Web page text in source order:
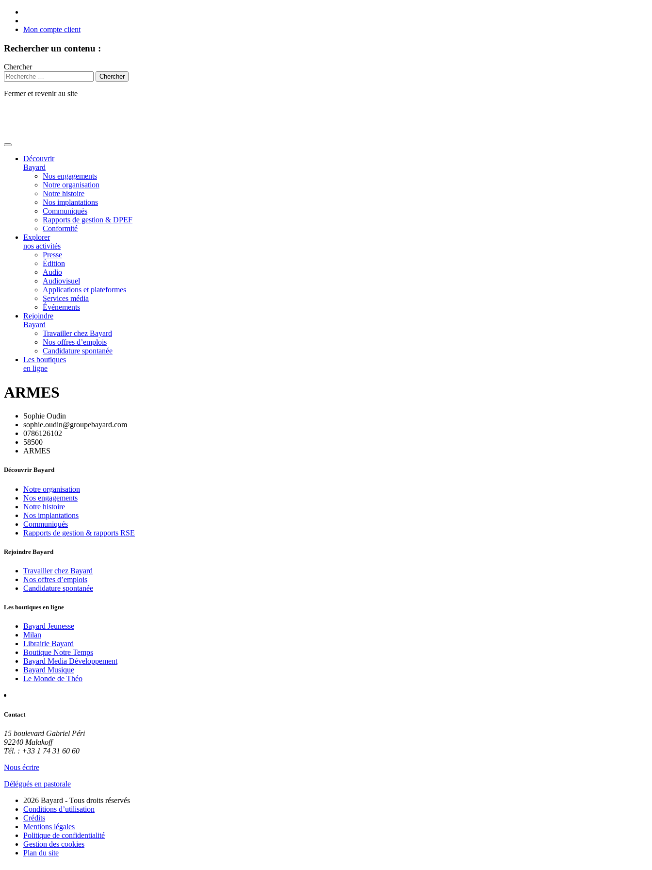
Mon compte client
Rechercher un contenu :
Chercher
Fermer et revenir au site
Découvrir
Bayard
Nos engagements
Notre organisation
Notre histoire
Nos implantations
Communiqués
Rapports de gestion & DPEF
Conformité
Explorer
nos activités
Presse
Édition
Audio
Audiovisuel
Applications et plateformes
Services média
Événements
Rejoindre
Bayard
Travailler chez Bayard
Nos offres d’emplois
Candidature spontanée
Les boutiques
en ligne
ARMES
Sophie Oudin
sophie.oudin@groupebayard.com
0786126102
58500
ARMES
Découvrir Bayard
Notre organisation
Nos engagements
Notre histoire
Nos implantations
Communiqués
Rapports de gestion & rapports RSE
Rejoindre Bayard
Travailler chez Bayard
Nos offres d’emplois
Candidature spontanée
Les boutiques en ligne
Bayard Jeunesse
Milan
Librairie Bayard
Boutique Notre Temps
Bayard Media Développement
Bayard Musique
Le Monde de Théo
Contact
15 boulevard Gabriel Péri
92240 Malakoff
Tél. : +33 1 74 31 60 60
Nous écrire
Délégués en pastorale
2026 Bayard - Tous droits réservés
Conditions d’utilisation
Crédits
Mentions légales
Politique de confidentialité
Gestion des cookies
Plan du site